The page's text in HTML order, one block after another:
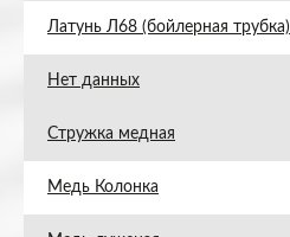
Латунь Л68 (бойлерная трубка)
Нет данных
Стружка медная
Медь Колонка